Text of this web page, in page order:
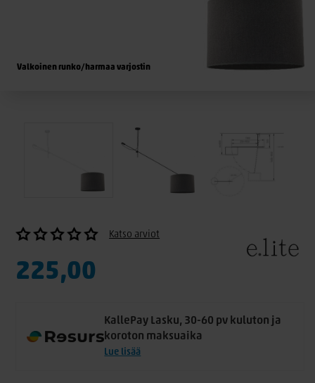
Valkoinen runko/harmaa varjostin
Katso arviot
225,00
KallePay Lasku, 30-60 pv kuluton ja
koroton maksuaika
Lue lisää